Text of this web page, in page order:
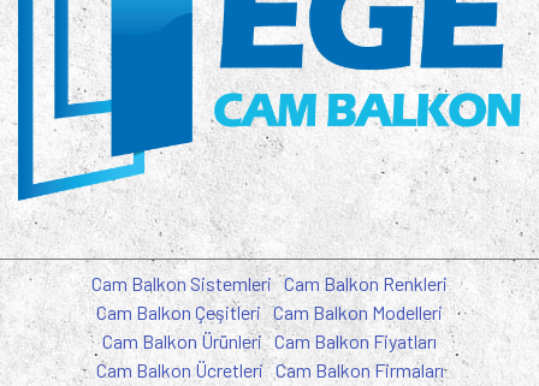
Cam Balkon Sistemleri Cam Balkon Renkleri
Cam Balkon Çeşitleri Cam Balkon Modelleri
Cam Balkon Ürünleri Cam Balkon Fiyatları
Cam Balkon Ücretleri Cam Balkon Firmaları